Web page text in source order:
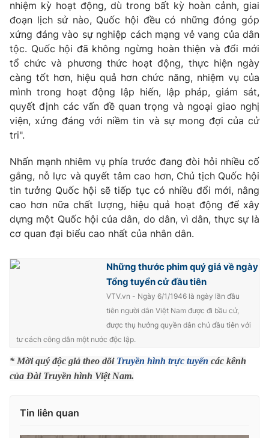
Hậu trường
Nhân vật
Khán giả
Giải sao mai
Giải trí
Điện ảnh
Âm nhạc
Sao
Đời sống
Du lịch
Làm đẹp
Chất lượng cuộc sống
Giáo dục
Tuyển sinh
Học trực tuyến
Công nghệ
Hitech Công nghệ tương lai
Sản phẩm
Thị trường
Tư vấn
Lịch phát sóng
Chuyên mục khác
Infographic
Shorts video
VTV Money VTV Thể thao
VTV Sức khoẻ
Thị trường 24h
nhiệm kỳ hoạt động, dù trong bất kỳ hoàn cảnh, giai
đoạn lịch sử nào, Quốc hội đều có những đóng góp
xứng đáng vào sự nghiệp cách mạng vẻ vang của dân
tộc. Quốc hội đã không ngừng hoàn thiện và đổi mới
tổ chức và phương thức hoạt động, thực hiện ngày
càng tốt hơn, hiệu quả hơn chức năng, nhiệm vụ của
mình trong hoạt động lập hiến, lập pháp, giám sát,
quyết định các vấn đề quan trọng và ngoại giao nghị
viện, xứng đáng với niềm tin và sự mong đợi của cử
tri".
Nhấn mạnh nhiêm vụ phía trước đang đòi hỏi nhiều cố
gắng, nỗ lực và quyết tâm cao hơn, Chủ tịch Quốc hội
tin tưởng Quốc hội sẽ tiếp tục có nhiều đổi mới, nâng
cao hơn nữa chất lượng, hiệu quả hoạt động để xây
dựng một Quốc hội của dân, do dân, vì dân, thực sự là
cơ quan đại biểu cao nhất của nhân dân.
Những thước phim quý giá về ngày
Tổng tuyển cử đầu tiên
VTV.vn - Ngày 6/1/1946 là ngày lần đầu
tiên người dân Việt Nam được đi bầu cử,
được thụ hưởng quyền dân chủ đầu tiên với
tư cách công dân một nước độc lập.
* Mời quý độc giả theo dõi Truyền hình trực tuyến các kênh
của Đài Truyền hình Việt Nam.
Tin liên quan